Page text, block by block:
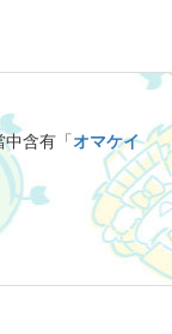
中含有「オマケイ